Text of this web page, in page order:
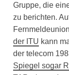
Gruppe, die
zu berichten.
der ITU kann
der telecom
Spiegel sogar